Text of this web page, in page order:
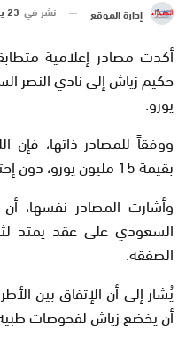
إدارة الموقع نشر في 23 يونيو 2023 الساعة 18 و 21 دقيقة
أكدت مصادر إعلامية
يورو.
ووفقاً للمصادر ذاتها، فإن
بقيمة 15 مليون يورو، دون إحتساب الحوافز و المكافآت.
وأشارت المصادر نفسها،
السعودي على عقد يمتد
الصفقة.
يُشار إلى أن الإتفاق بين
أن يخضع زياش لفحوصات طبية